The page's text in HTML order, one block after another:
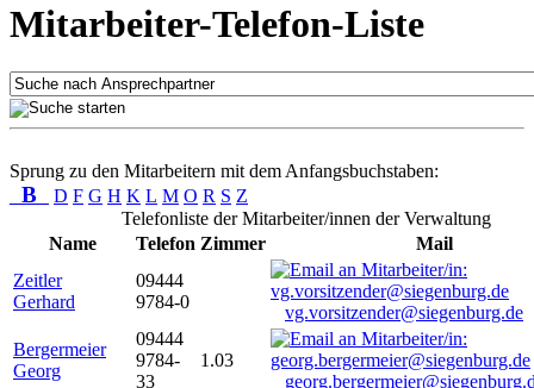
Mitarbeiter-Telefon-Liste
Sprung zu den Mitarbeitern mit dem Anfangsbuchstaben:
B D F G H K L M O R S Z
Telefonliste der Mitarbeiter/innen der Verwaltung
Name
Telefon Zimmer
Mail
Zeitler
Gerhard
09444
9784-0
vg.vorsitzender@siegenburg.de
Bergermeier
Georg
09444
9784-
33
1.03